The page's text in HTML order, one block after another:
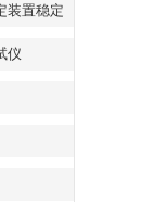
装置稳定
仪